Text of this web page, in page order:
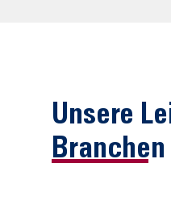
Unsere
Branchen